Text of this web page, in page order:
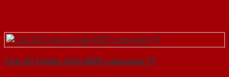
Cửa Gỗ Chống Cháy MDF Laminate P1